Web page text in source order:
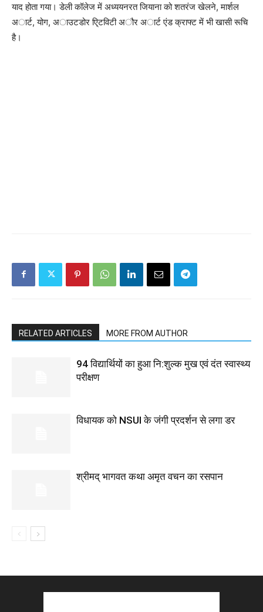
याद होता गया। डेली कॉलेज में अध्ययनरत जियाना को शतरंज खेलने, मार्शल
अार्ट, योग, अाउटडोर एि्टविटी अौर अार्ट एंड क्राफ्ट में भी खासी रूचि
है।
RELATED ARTICLES MORE FROM AUTHOR
94 विद्यार्थियों का हुआ नि:शुल्क मुख एवं दंत स्वास्थ्य
परीक्षण
विधायक को NSUI के जंगी प्रदर्शन से लगा डर
श्रीमद् भागवत कथा अमृत वचन का रसपान